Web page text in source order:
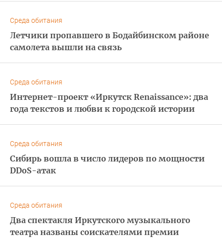
Среда обитания
Летчики пропавшего в Бодайбинском районе
самолета вышли на связь
Среда обитания
Интернет-проект «Иркутск Renaissance»: два
года текстов и любви к городской истории
Среда обитания
Сибирь вошла в число лидеров по мощности
DDoS-атак
Среда обитания
Два спектакля Иркутского музыкального
театра названы соискателями премии